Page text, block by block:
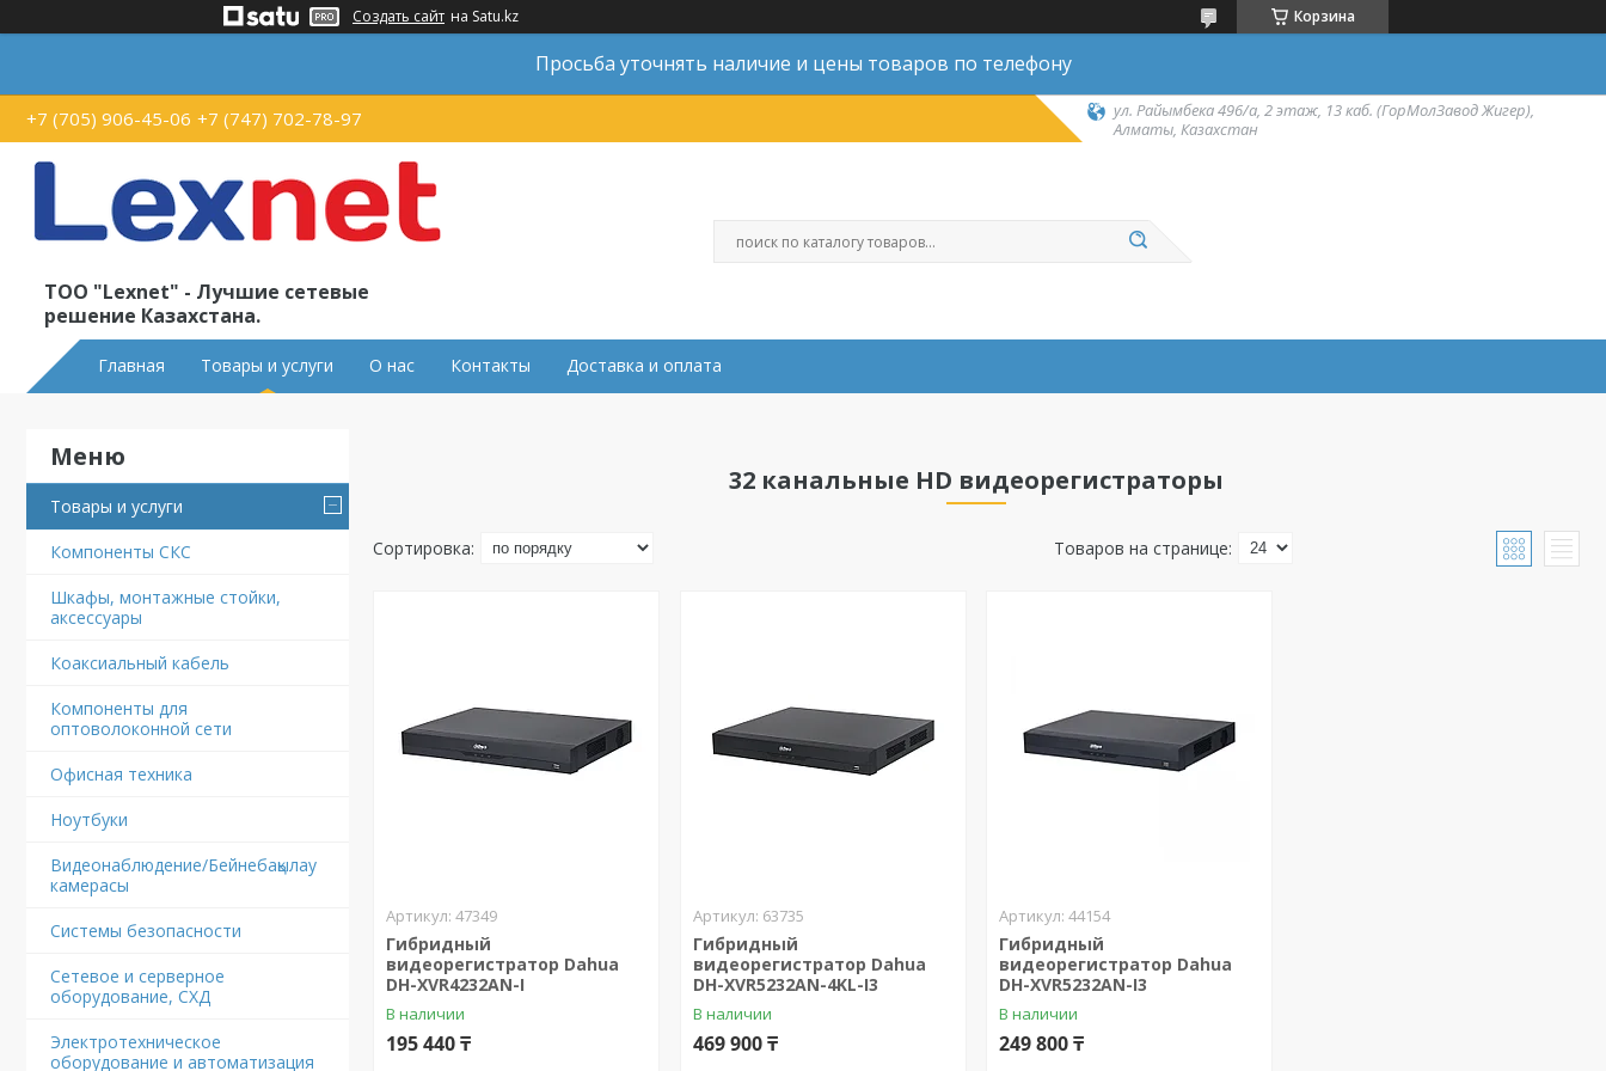
Создать сайт на Satu.kz Корзина
Просьба уточнять наличие и цены товаров по телефону
+7 (705) 906-45-06 +7 (747) 702-78-97
ул. Райымбека 496/а, 2 этаж, 13 каб. (ГорМолЗавод Жигер),
Алматы, Казахстан
ТОО "Lexnet" - Лучшие сетевые
решение Казахстана.
Главная Товары и услуги О нас Контакты Доставка и оплата
Товары и услуги
Компоненты СКС
Шкафы, монтажные стойки,
аксессуары
Коаксиальный кабель
Компоненты для
оптоволоконной сети
Офисная техника
Ноутбуки
Видеонаблюдение/Бейнебақылау
камерасы
Системы безопасности
Сетевое и серверное
оборудование, СХД
Электротехническое
оборудование и автоматизация
32 канальные HD видеорегистраторы
47349
Гибридный
видеорегистратор Dahua
DH-XVR4232AN-I
В наличии
195 440 ₸
63735
Гибридный
видеорегистратор Dahua
DH-XVR5232AN-4KL-I3
В наличии
469 900 ₸
44154
Гибридный
видеорегистратор Dahua
DH-XVR5232AN-I3
В наличии
249 800 ₸